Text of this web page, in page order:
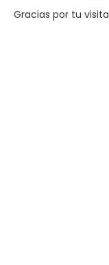
Gracias por tu visita